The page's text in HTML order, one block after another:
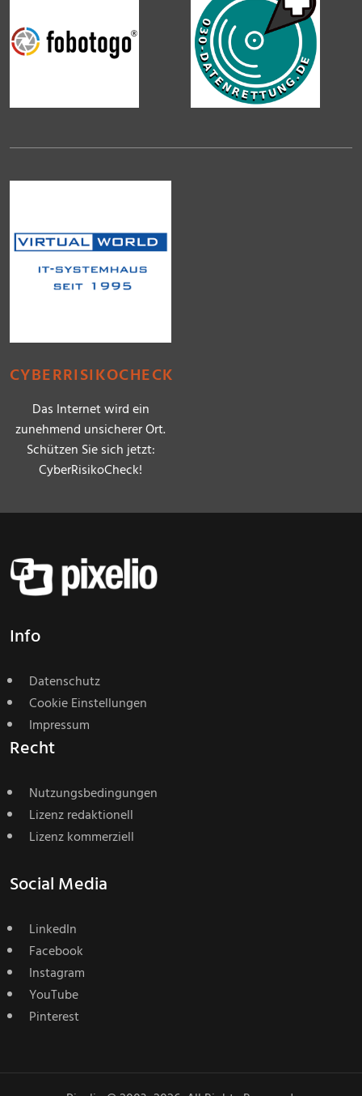
CYBERRISIKOCHECK
Das Internet wird ein
zunehmend unsicherer Ort.
Schützen Sie sich jetzt:
CyberRisikoCheck!
Info
Datenschutz
Cookie Einstellungen
Impressum
Recht
Nutzungsbedingungen
Lizenz redaktionell
Lizenz kommerziell
Social Media
LinkedIn
Facebook
Instagram
YouTube
Pinterest